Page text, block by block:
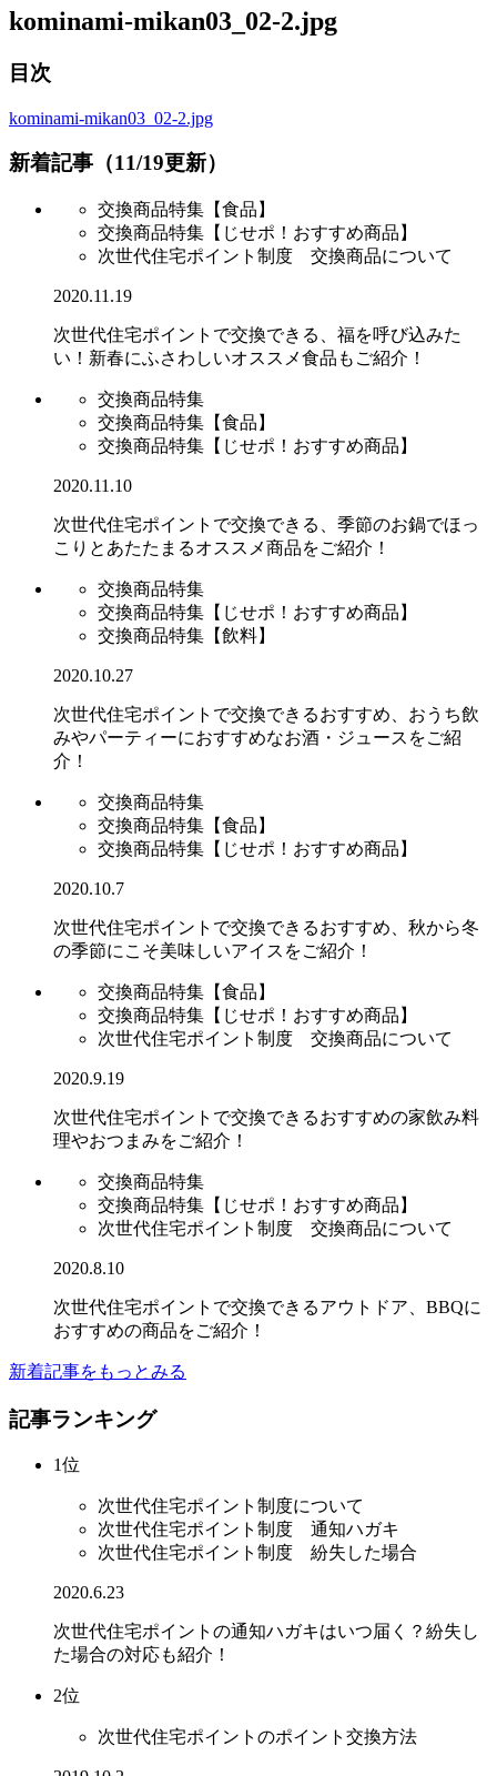
kominami-mikan03_02-2.jpg
目次
kominami-mikan03_02-2.jpg
新着記事（11/19更新）
交換商品特集【食品】
交換商品特集【じせポ！おすすめ商品】
次世代住宅ポイント制度 交換商品について
2020.11.19
次世代住宅ポイントで交換できる、福を呼び込みた
い！新春にふさわしいオススメ食品もご紹介！
交換商品特集
交換商品特集【食品】
交換商品特集【じせポ！おすすめ商品】
2020.11.10
次世代住宅ポイントで交換できる、季節のお鍋でほっ
こりとあたたまるオススメ商品をご紹介！
交換商品特集
交換商品特集【じせポ！おすすめ商品】
交換商品特集【飲料】
2020.10.27
次世代住宅ポイントで交換できるおすすめ、おうち飲
みやパーティーにおすすめなお酒・ジュースをご紹
介！
交換商品特集
交換商品特集【食品】
交換商品特集【じせポ！おすすめ商品】
2020.10.7
次世代住宅ポイントで交換できるおすすめ、秋から冬
の季節にこそ美味しいアイスをご紹介！
交換商品特集【食品】
交換商品特集【じせポ！おすすめ商品】
次世代住宅ポイント制度 交換商品について
2020.9.19
次世代住宅ポイントで交換できるおすすめの家飲み料
理やおつまみをご紹介！
交換商品特集
交換商品特集【じせポ！おすすめ商品】
次世代住宅ポイント制度 交換商品について
2020.8.10
次世代住宅ポイントで交換できるアウトドア、BBQに
おすすめの商品をご紹介！
新着記事をもっとみる
記事ランキング
1位
次世代住宅ポイント制度について
次世代住宅ポイント制度 通知ハガキ
次世代住宅ポイント制度 紛失した場合
2020.6.23
次世代住宅ポイントの通知ハガキはいつ届く？紛失し
た場合の対応も紹介！
2位
次世代住宅ポイントのポイント交換方法